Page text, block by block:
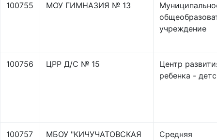
100755 МОУ ГИМНАЗИЯ № 13
учреждение
100756 ЦРР Д/С № 15
Центр
ребенка -
100757
МБОУ "КИЧУЧАТОВСКАЯ
Средняя